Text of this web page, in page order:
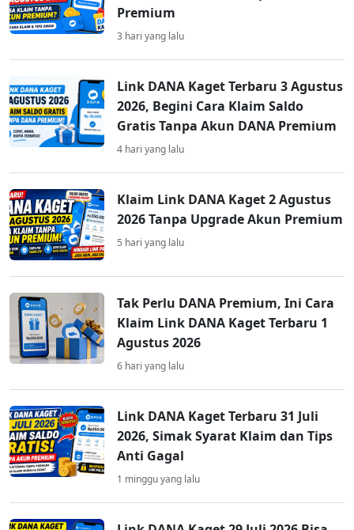
Premium
3 hari yang lalu
Link DANA Kaget Terbaru 3 Agustus
2026, Begini Cara Klaim Saldo
Gratis Tanpa Akun DANA Premium
4 hari yang lalu
Klaim Link DANA Kaget 2 Agustus
2026 Tanpa Upgrade Akun Premium
5 hari yang lalu
Tak Perlu DANA Premium, Ini Cara
Klaim Link DANA Kaget Terbaru 1
Agustus 2026
6 hari yang lalu
Link DANA Kaget Terbaru 31 Juli
2026, Simak Syarat Klaim dan Tips
Anti Gagal
1 minggu yang lalu